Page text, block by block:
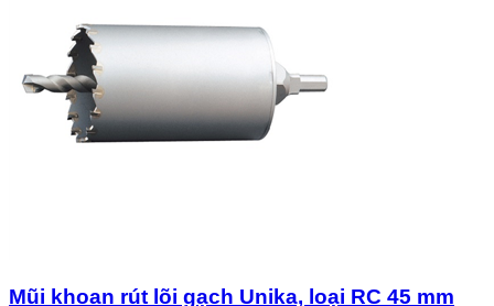
Mũi khoan rút lõi gạch Unika, loại RC 45 mm